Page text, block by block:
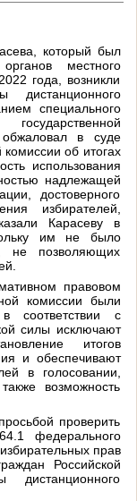
который был
местного
года, возникли
дистанционного
специального
в суде
об итогах
использования
надлежащей
достоверного
избирателей,
Карасеву в
им не было
не позволяющих
правовом
комиссии были
соответствии с
силы исключают
итогов
и обеспечивают
в голосовании,
возможность
проверить
федерального
прав
Российской